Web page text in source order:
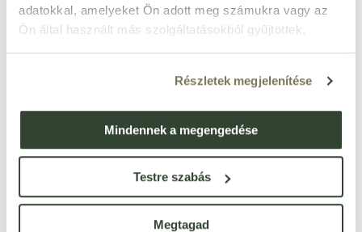
adatokkal, amelyeket Ön adott meg számukra vagy az
Ön által használt más szolgáltatásokból gyűjtöttek.
Részletek megjelenítése
Mindennek a megengedése
Testre szabás
Megtagad